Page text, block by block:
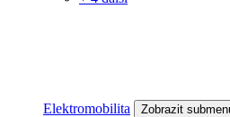
Elektromobilita Zobrazit